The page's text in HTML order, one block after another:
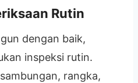
Rutin
dengan baik,
inspeksi rutin.
rangka,